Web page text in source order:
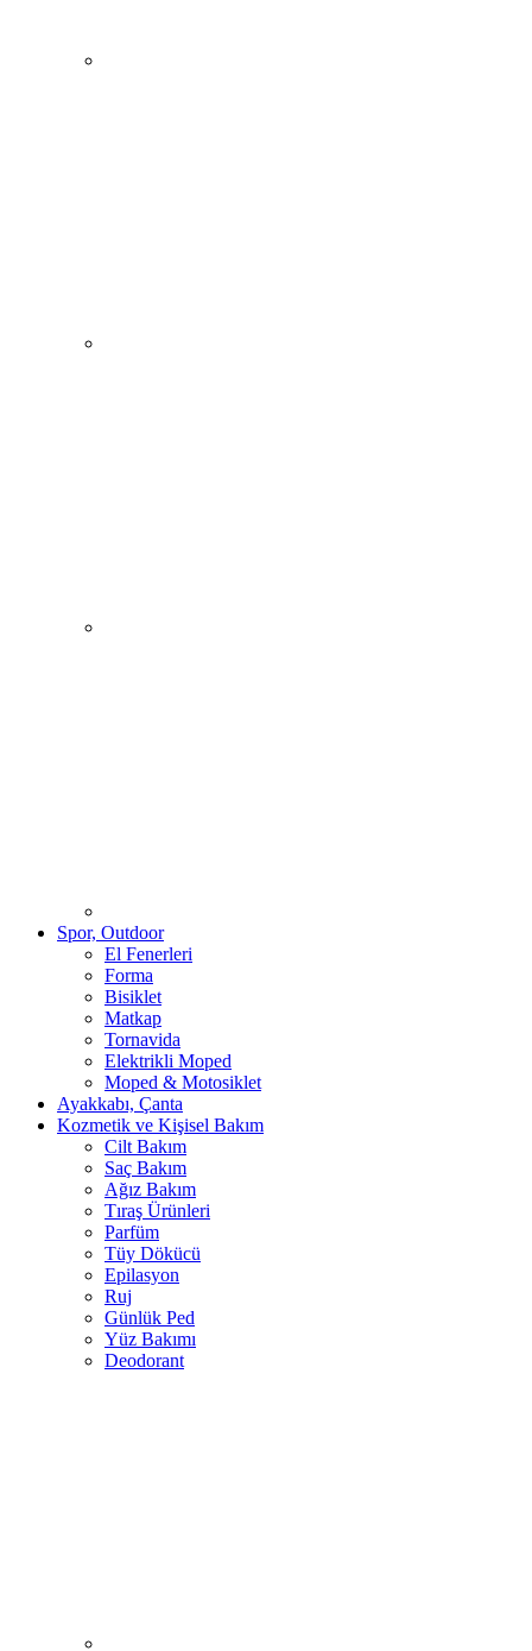
Spor, Outdoor
El Fenerleri
Forma
Bisiklet
Matkap
Tornavida
Elektrikli Moped
Moped & Motosiklet
Ayakkabı, Çanta
Kozmetik ve Kişisel Bakım
Cilt Bakım
Saç Bakım
Ağız Bakım
Tıraş Ürünleri
Parfüm
Tüy Dökücü
Epilasyon
Ruj
Günlük Ped
Yüz Bakımı
Deodorant